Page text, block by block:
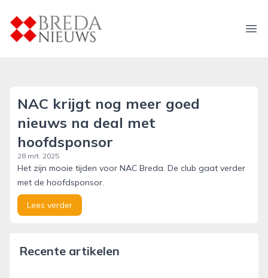
breda-nieuws.nl
NAC krijgt nog meer goed
nieuws na deal met
hoofdsponsor
28 mrt. 2025
Het zijn mooie tijden voor NAC Breda. De club gaat verder
met de hoofdsponsor.
Lees verder
Recente artikelen